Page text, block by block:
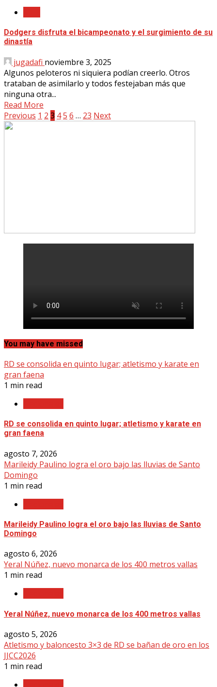
Dodgers disfruta el bicampeonato y el surgimiento de su
dinastía
jugadafi noviembre 3, 2025
Algunos peloteros ni siquiera podían creerlo. Otros
trataban de asimilarlo y todos festejaban más que
ninguna otra...
Read More
Posts
pagination
Previous 1 2 3 45 6 … 23 Next
You may have missed
RD se consolida en quinto lugar; atletismo y karate en
gran faena
1 min read
RD se consolida en quinto lugar; atletismo y karate en
gran faena
agosto 7, 2026
Marileidy Paulino logra el oro bajo las lluvias de Santo
Domingo
1 min read
Marileidy Paulino logra el oro bajo las lluvias de Santo
Domingo
agosto 6, 2026
Yeral Núñez, nuevo monarca de los 400 metros vallas
1 min read
Yeral Núñez, nuevo monarca de los 400 metros vallas
agosto 5, 2026
Atletismo y baloncesto 3×3 de RD se bañan de oro en los
JJCC2026
1 min read